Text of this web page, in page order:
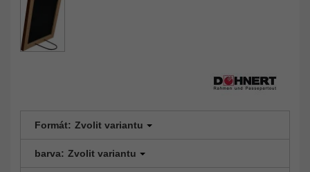
Formát: Zvolit variantu
barva: Zvolit variantu